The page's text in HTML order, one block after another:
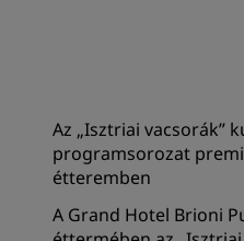
Az „Isztriai vacsorák”
programsorozat
étteremben
A Grand Hotel Brioni